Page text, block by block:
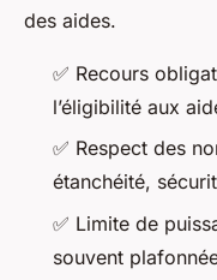
des aides.
✅ Recours
l’éligibilité aux
✅ Respect des
étanchéité,
✅ Limite de
souvent